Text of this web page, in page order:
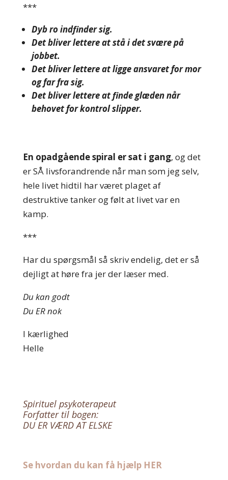
***
Dyb ro indfinder sig.
Det bliver lettere at stå i det svære på
jobbet.
Det bliver lettere at ligge ansvaret for mor
og far fra sig.
Det bliver lettere at finde glæden når
behovet for kontrol slipper.
En opadgående spiral er sat i gang, og det
er SÅ livsforandrende når man som jeg selv,
hele livet hidtil har været plaget af
destruktive tanker og følt at livet var en
kamp.
***
Har du spørgsmål så skriv endelig, det er så
dejligt at høre fra jer der læser med.
Du kan godt
Du ER nok
I kærlighed
Helle
Spirituel psykoterapeut
Forfatter til bogen:
DU ER VÆRD AT ELSKE
Se hvordan du kan få hjælp HER